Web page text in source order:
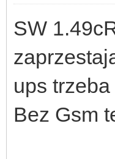
SW
ups
Bez Gsm